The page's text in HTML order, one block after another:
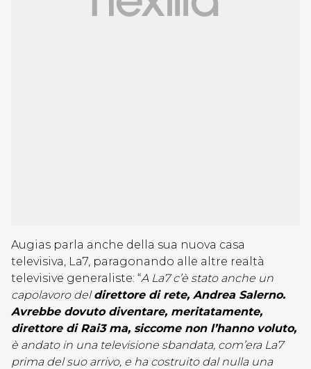
Augias parla anche della sua nuova casa
televisiva, La7, paragonando alle altre realtà
televisive generaliste: “A La7 c’è stato anche un
capolavoro deldirettore di rete, Andrea Salerno.
Avrebbe dovuto diventare, meritatamente,
direttore di Rai3 ma, siccome non l’hanno voluto,
è andato in una televisione sbandata, com’era La7
prima del suo arrivo, e ha costruito dal nulla una